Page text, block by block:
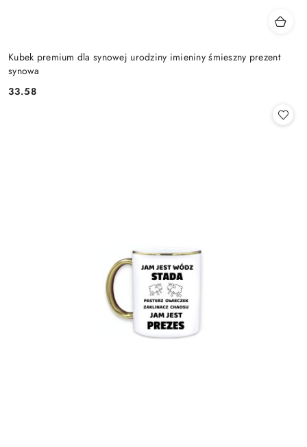
Kubek premium dla synowej urodziny imieniny śmieszny prezent
synowa
Cena:
33.58